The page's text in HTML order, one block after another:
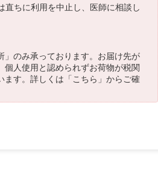
直ちに利用を中止し、医師に相談し
」のみ承っております。お届け先が
個人使用と認められずお荷物が税関
ます。詳しくは「こちら 」からご確